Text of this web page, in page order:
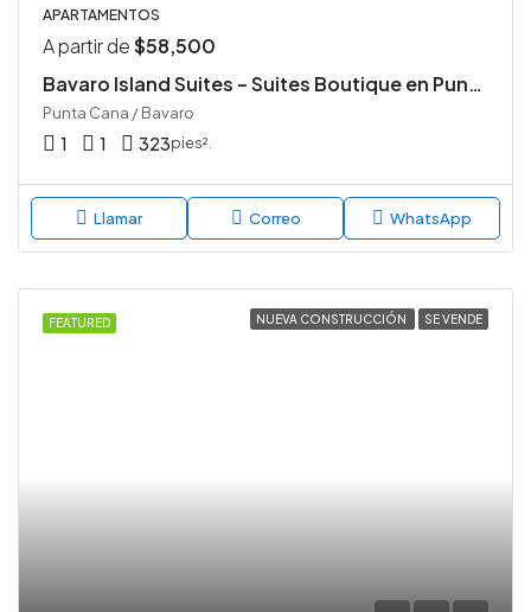
APARTAMENTOS
A partir de$58,500
Bavaro Island Suites – Suites Boutique en Punta Cana
Punta Cana / Bavaro
1 1 323pies².
Llamar Correo WhatsApp
FEATURED NUEVA CONSTRUCCIÓN SE VENDE